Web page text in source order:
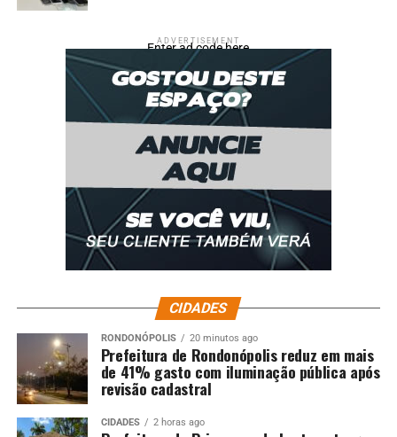
ADVERTISEMENT
Enter ad code here
CIDADES
RONDONÓPOLIS 20 minutos ago
Prefeitura de Rondonópolis reduz em mais
de 41% gasto com iluminação pública após
revisão cadastral
CIDADES 2 horas ago